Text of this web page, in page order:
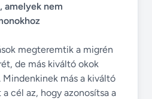
amelyek nem
megteremtik a migrén
de más kiváltó okok
Mindenkinek más a kiváltó
cél az, hogy azonosítsa a